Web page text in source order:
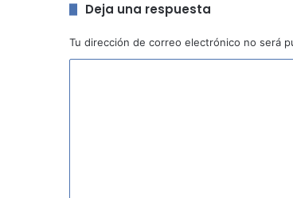
Deja una respuesta
Tu dirección de correo electrónico no será